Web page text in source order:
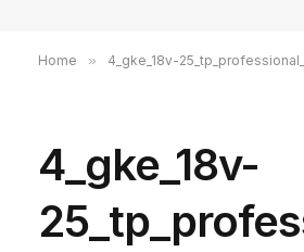
Home » 4_gke_18v-
4_gke_18v-